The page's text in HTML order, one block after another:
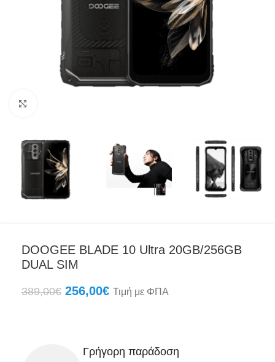
DOOGEE BLADE 10 Ultra 20GB/256GB
DUAL SIM
389,00€ 256,00€ Τιμή με ΦΠΑ
Γρήγορη παράδοση